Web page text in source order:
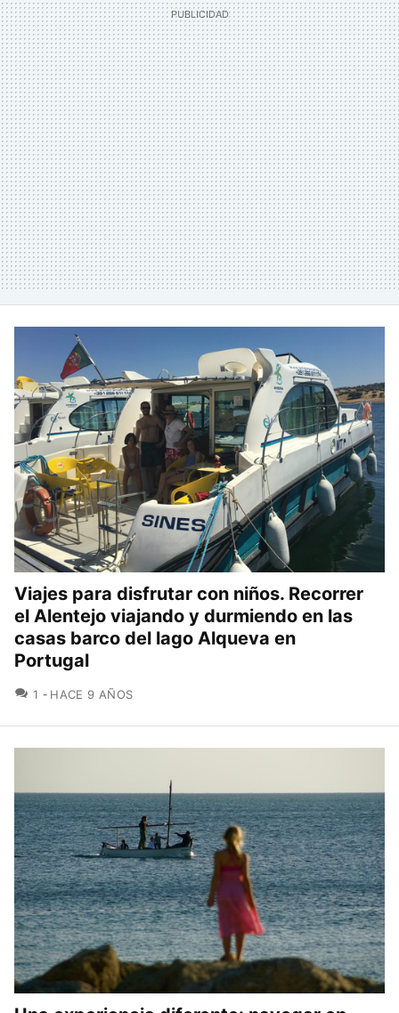
Viajes para disfrutar con niños. Recorrer
el Alentejo viajando y durmiendo en las
casas barco del lago Alqueva en
Portugal
1 COMENTARIOS
HACE 9 AÑOS